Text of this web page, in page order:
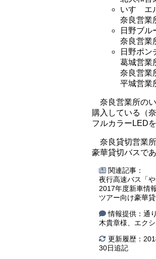
いすゞ
奈良営業
日野ブ
奈良営業
日野ポ
葛城営業
奈良営業
平城営業
奈良営業所の
購入している（
フルカラーLED
奈良貸切営業
豪華貸切バスであ
関連記事：
夜行高速バス「
2017年度新車情
ツアー向け豪華
情報提供：通
木貴章様、エク
更新履歴：
30日追記